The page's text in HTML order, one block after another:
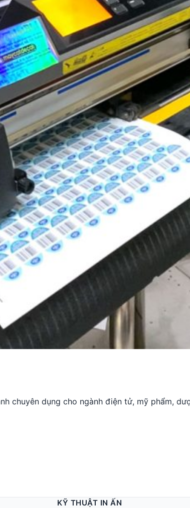
chuyên dụng cho ngành điện tử, mỹ phẩm,
KỸ THUẬT IN ẤN